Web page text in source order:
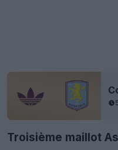
Troisième maillot